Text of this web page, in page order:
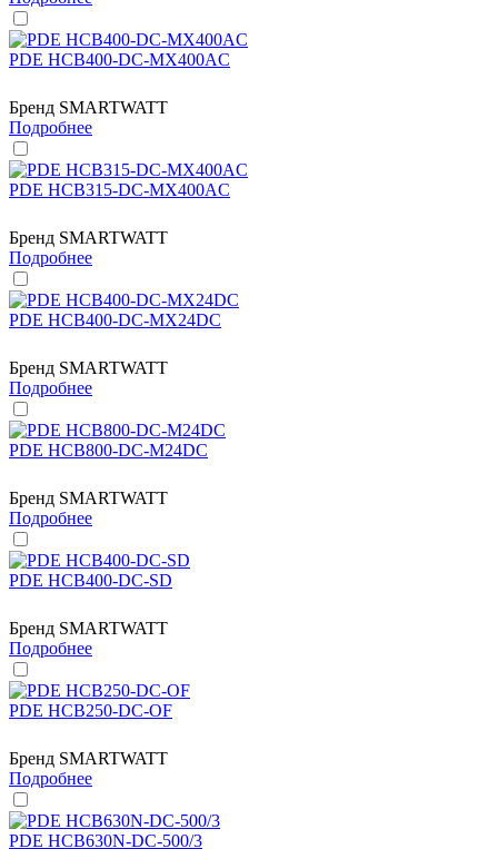
PDE HCB400-DC-MX400AC
Бренд SMARTWATT
Подробнее
PDE HCB315-DC-MX400AC
Бренд SMARTWATT
Подробнее
PDE HCB400-DC-MX24DC
Бренд SMARTWATT
Подробнее
PDE HCB800-DC-M24DC
Бренд SMARTWATT
Подробнее
PDE HCB400-DC-SD
Бренд SMARTWATT
Подробнее
PDE HCB250-DC-OF
Бренд SMARTWATT
Подробнее
PDE HCB630N-DC-500/3